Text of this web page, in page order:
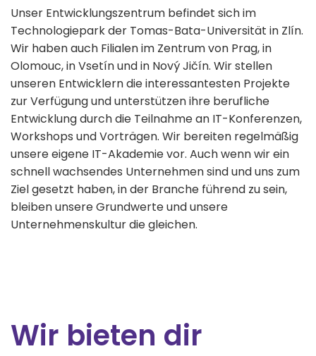
Unser Entwicklungszentrum befindet sich im
Technologiepark der Tomas-Bata-Universität in Zlín.
Wir haben auch Filialen im Zentrum von Prag, in
Olomouc, in Vsetín und in Nový Jičín. Wir stellen
unseren Entwicklern die interessantesten Projekte
zur Verfügung und unterstützen ihre berufliche
Entwicklung durch die Teilnahme an IT-Konferenzen,
Workshops und Vorträgen. Wir bereiten regelmäßig
unsere eigene IT-Akademie vor. Auch wenn wir ein
schnell wachsendes Unternehmen sind und uns zum
Ziel gesetzt haben, in der Branche führend zu sein,
bleiben unsere Grundwerte und unsere
Unternehmenskultur die gleichen.
Wir bieten dir